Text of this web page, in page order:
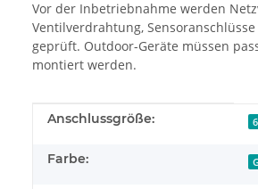
Vor der Inbetriebnahme werden
Ventilverdrahtung,
geprüft. Outdoor-Geräte müssen
montiert werden.
Produkteigenschaft
Wert
Anschlussgröße:
Farbe: